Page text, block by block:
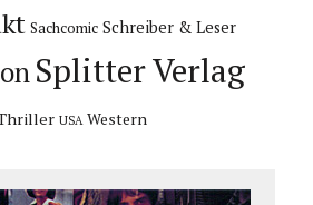
Sachcomic Schreiber & Leser
Splitter Verlag
USA Western